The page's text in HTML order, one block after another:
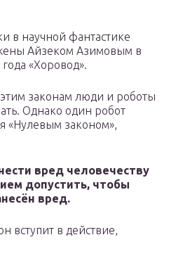
в научной фантастике
Айзеком Азимовым в
«Хоровод».
этим законам люди и роботы
Однако один робот
«Нулевым законом»,
вред человечеству
допустить, чтобы
вред.
вступит в действие,